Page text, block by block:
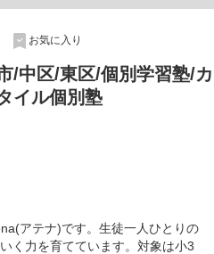
お気に入り
/中区/東区/個別学習塾/カ
イル個別塾
アテナ)です。生徒一人ひとりの
く力を育てています。対象は小3